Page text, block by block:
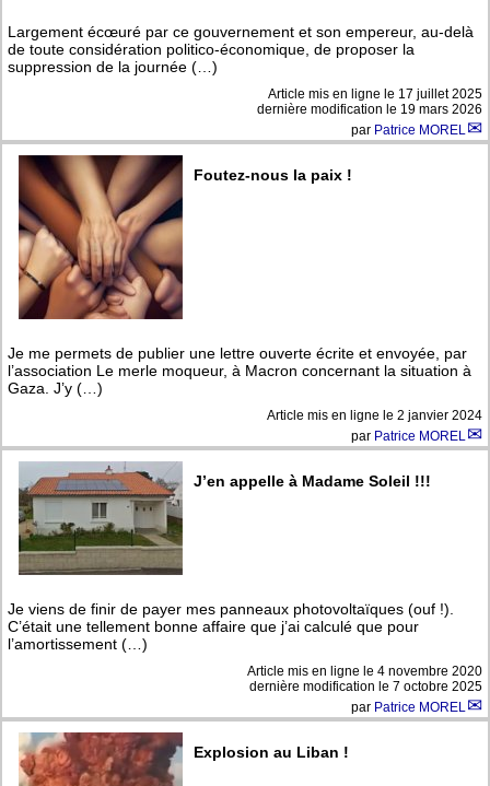
Largement écœuré par ce gouvernement et son empereur, au-delà
de toute considération politico-économique, de proposer la
suppression de la journée (…)
Article mis en ligne le 17 juillet 2025
dernière modification le 19 mars 2026
par Patrice MOREL
Foutez-nous la paix !
Je me permets de publier une lettre ouverte écrite et envoyée, par
l’association Le merle moqueur, à Macron concernant la situation à
Gaza. J’y (…)
Article mis en ligne le 2 janvier 2024
par Patrice MOREL
J’en appelle à Madame Soleil !!!
Je viens de finir de payer mes panneaux photovoltaïques (ouf !).
C’était une tellement bonne affaire que j’ai calculé que pour
l’amortissement (…)
Article mis en ligne le 4 novembre 2020
dernière modification le 7 octobre 2025
par Patrice MOREL
Explosion au Liban !